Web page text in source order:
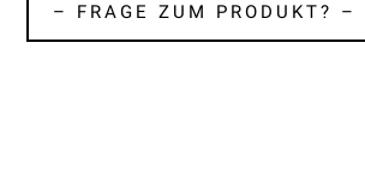
– FRAGE ZUM PRODUKT? –